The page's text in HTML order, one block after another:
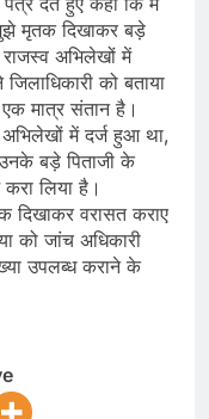
मृतक दिखाकर बड़े
अभिलेखों में
को बताया
एक मात्र संतान है।
अभिलेखों में दर्ज हुआ था,
बड़े पिताजी के
लिया है।
दिखाकर वरासत कराए
को जांच अधिकारी
उपलब्ध कराने के